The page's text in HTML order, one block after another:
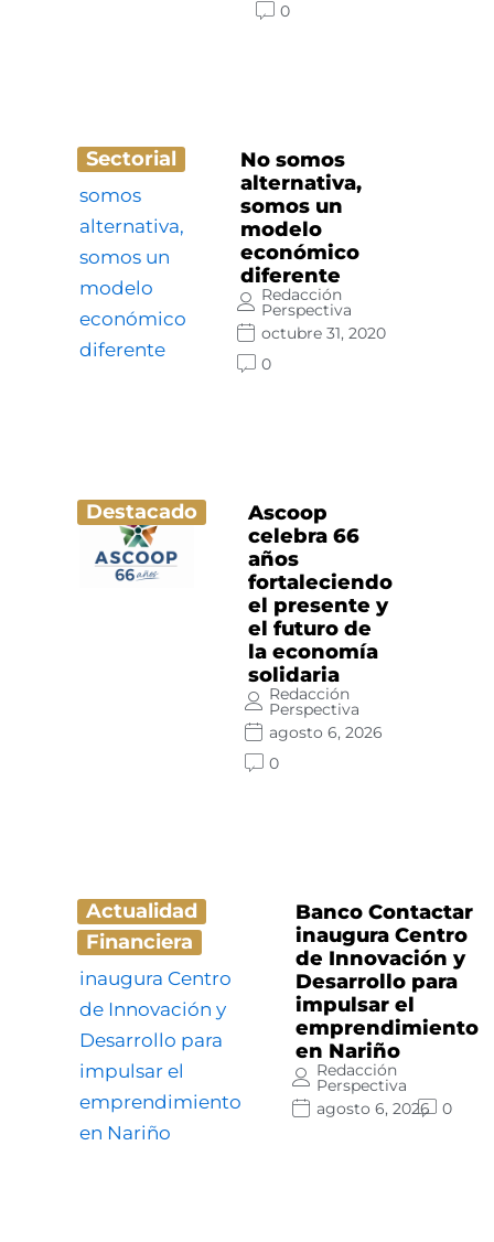
0
Sectorial
No somos
alternativa,
somos un
modelo
económico
diferente
Redacción
Perspectiva
octubre 31, 2020
0
Destacado
Ascoop
celebra 66
años
fortaleciendo
el presente y
el futuro de
la economía
solidaria
Redacción
Perspectiva
agosto 6, 2026
0
Actualidad
Financiera
Banco Contactar
inaugura Centro
de Innovación y
Desarrollo para
impulsar el
emprendimiento
en Nariño
Redacción
Perspectiva
agosto 6, 2026
0